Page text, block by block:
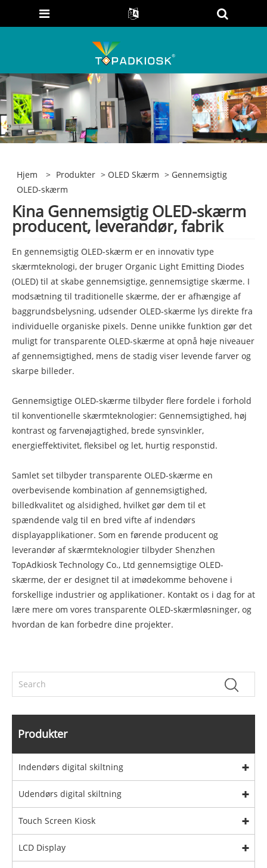
Hjem > Produkter > OLED Skærm > Gennemsigtig
OLED-skærm
Kina Gennemsigtig OLED-skærm
producent, leverandør, fabrik
En gennemsigtig OLED-skærm er en innovativ type
skærmteknologi, der bruger Organic Light Emitting Diodes
(OLED) til at skabe gennemsigtige, gennemsigtige skærme. I
modsætning til traditionelle skærme, der er afhængige af
baggrundsbelysning, udsender OLED-skærme lys direkte fra
individuelle organiske pixels. Denne unikke funktion gør det
muligt for transparente OLED-skærme at opnå høje niveauer
af gennemsigtighed, mens de stadig viser levende farver og
skarpe billeder.
Gennemsigtige OLED-skærme tilbyder flere fordele i forhold
til konventionelle skærmteknologier: Gennemsigtighed, høj
kontrast og farvenøjagtighed, brede synsvinkler,
energieffektivitet, fleksibel og let, hurtig responstid.
Samlet set tilbyder transparente OLED-skærme en
overbevisende kombination af gennemsigtighed,
billedkvalitet og alsidighed, hvilket gør dem til et
spændende valg til en bred vifte af indendørs
displayapplikationer. Som en førende producent og
leverandør af skærmteknologier tilbyder Shenzhen
TopAdkiosk Technology Co., Ltd gennemsigtige OLED-
skærme, der er designet til at imødekomme behovene i
forskellige industrier og applikationer. Kontakt os i dag for at
lære mere om vores transparente OLED-skærmløsninger, og
hvordan de kan forbedre dine projekter.
Produkter
Indendørs digital skiltning
Udendørs digital skiltning
Touch Screen Kiosk
LCD Display